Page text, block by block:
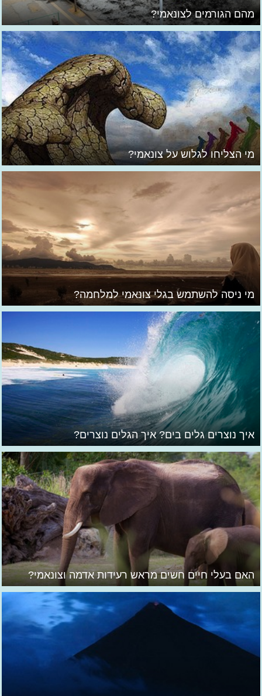
מהם הגורמים לצונאמי?
מי הצליחו לגלוש על צונאמי?
מי ניסה להשתמש בגלי צונאמי למלחמה?
איך נוצרים גלים בים? איך הגלים נוצרים?
האם בעלי חיים חשים מראש רעידות אדמה וצונאמי?